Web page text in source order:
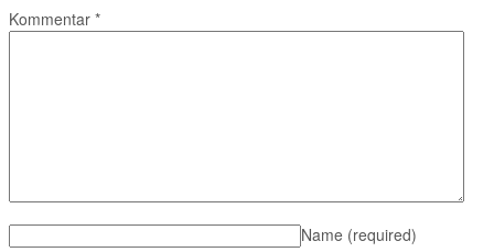
Kommentar *
Name (required)